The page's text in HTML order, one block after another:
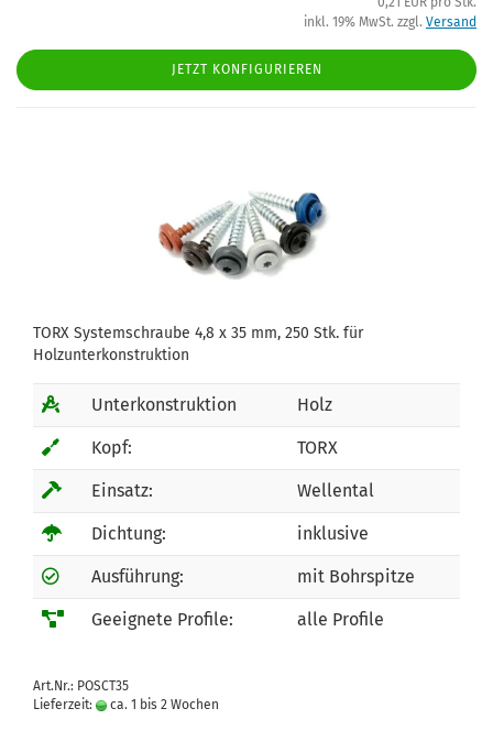
inkl. 19% MwSt. zzgl. Versand
JETZT KONFIGURIEREN
TORX Systemschraube 4,8 x 35 mm, 250 Stk. für
Holzunterkonstruktion
Unterkonstruktion Holz
Kopf: TORX
Einsatz: Wellental
Dichtung: inklusive
Ausführung: mit Bohrspitze
Geeignete Profile: alle Profile
Art.Nr.: POSCT35
Lieferzeit:
ca. 1 bis 2 Wochen